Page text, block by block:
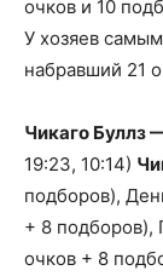
очков и 10
У хозяев
набравший 21
Чикаго Буллз
19:23, 10:14)
подборов),
+ 8 подборов),
очков + 8